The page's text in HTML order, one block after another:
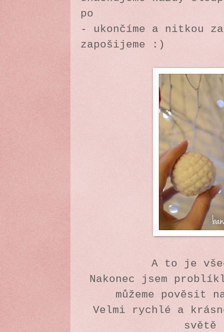
po
- ukončíme a nitkou
zapošijeme :)
A to je
Nakonec jsem
můžeme pověsit
Velmi rychlé a